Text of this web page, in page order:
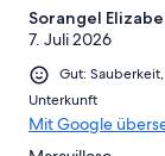
Sorangel
7. Juli 2026
Gut:
Unterkunft
Mit Google